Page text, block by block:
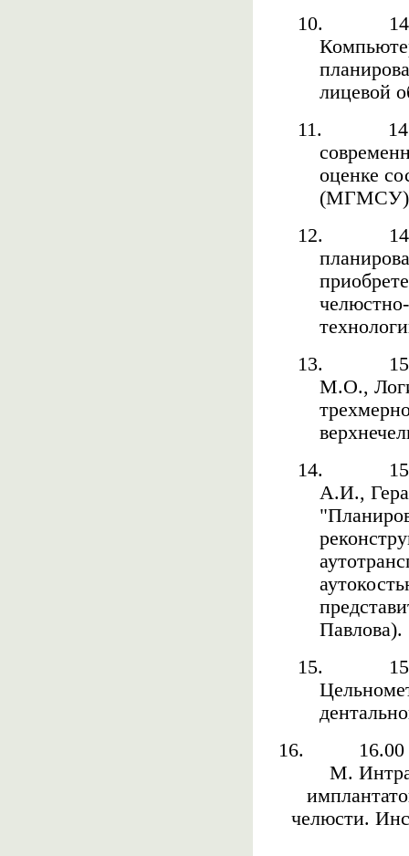
10.
лицевой
11.
оценке
(МГМСУ)
12.
13.
М.О.,
14.
А.И.,
Павлова).
15.
16.
М.
челюсти.